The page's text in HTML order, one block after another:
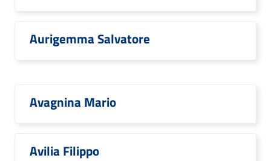
Aurigemma Salvatore
Avagnina Mario
Avilia Filippo